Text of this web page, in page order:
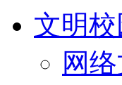
文明校
网